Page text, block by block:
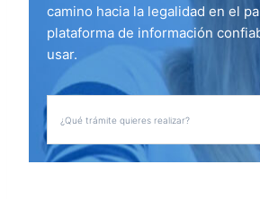
camino hacia la legalidad en el
plataforma de información
usar.